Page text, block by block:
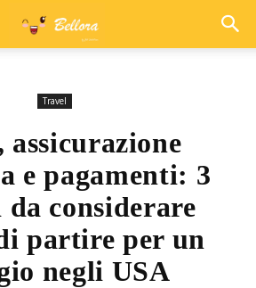
Travel
assicurazione
e pagamenti: 3
da considerare
partire per un
negli USA